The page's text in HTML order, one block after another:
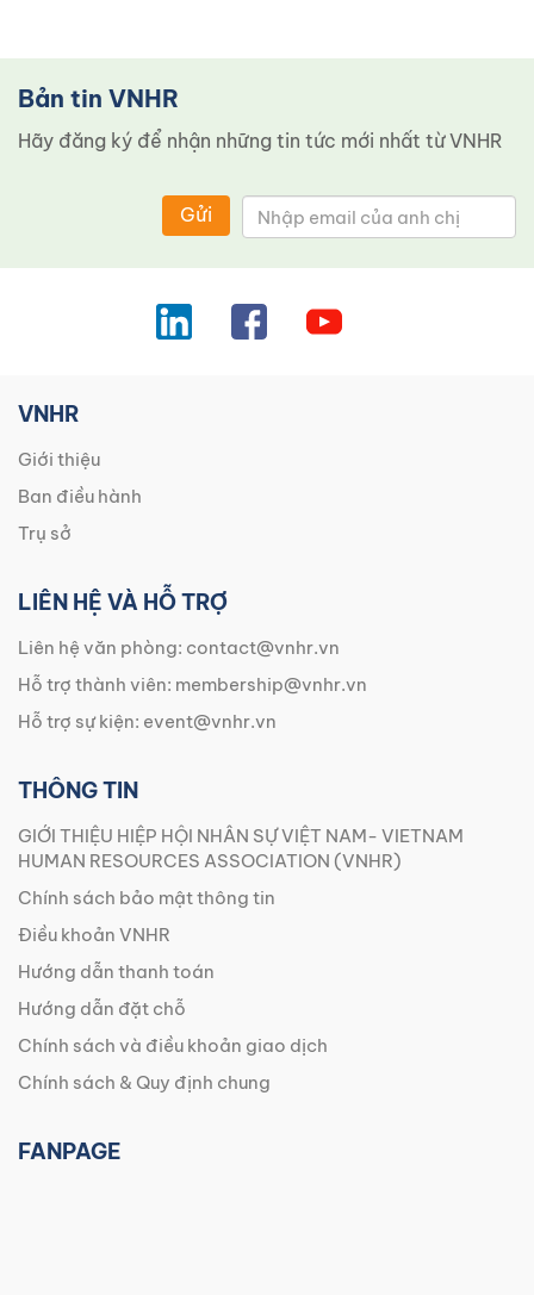
Bản tin VNHR
Hãy đăng ký để nhận những tin tức mới nhất từ ​​VNHR
Gửi
VNHR
Giới thiệu
Ban điều hành
Trụ sở
LIÊN HỆ VÀ HỖ TRỢ
Liên hệ văn phòng: contact@vnhr.vn
Hỗ trợ thành viên: membership@vnhr.vn
Hỗ trợ sự kiện: event@vnhr.vn
THÔNG TIN
GIỚI THIỆU HIỆP HỘI NHÂN SỰ VIỆT NAM- VIETNAM
HUMAN RESOURCES ASSOCIATION (VNHR)
Chính sách bảo mật thông tin
Điều khoản VNHR
Hướng dẫn thanh toán
Hướng dẫn đặt chỗ
Chính sách và điều khoản giao dịch
Chính sách & Quy định chung
FANPAGE